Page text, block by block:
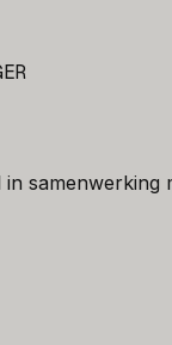
samenwerking